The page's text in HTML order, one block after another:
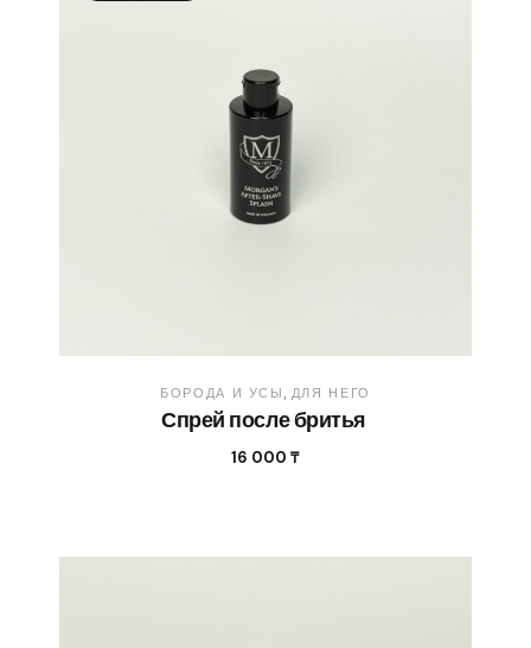
БОРОДА И УСЫ ДЛЯ НЕГО
Спрей после бритья
16 000₸